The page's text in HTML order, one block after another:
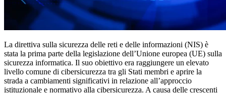
La direttiva sulla sicurezza delle reti e delle informazioni (NIS) è
stata la prima parte della legislazione dell’Unione europea (UE) sulla
sicurezza informatica. Il suo obiettivo era raggiungere un elevato
livello comune di cibersicurezza tra gli Stati membri e aprire la
strada a cambiamenti significativi in relazione all’approccio
istituzionale e normativo alla cibersicurezza. A causa delle crescenti